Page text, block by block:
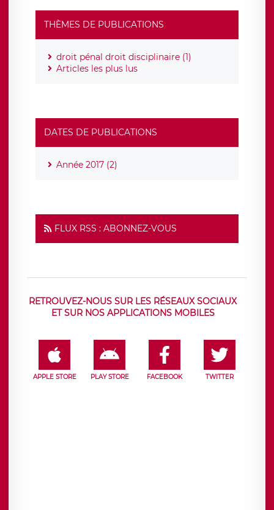
THÈMES DE PUBLICATIONS
droit pénal droit disciplinaire (1)
Articles les plus lus
DATES DE PUBLICATIONS
Année 2017 (2)
FLUX RSS : ABONNEZ-VOUS
RETROUVEZ-NOUS SUR LES RÉSEAUX SOCIAUX
ET SUR NOS APPLICATIONS MOBILES
APPLE STORE PLAY STORE FACEBOOK TWITTER